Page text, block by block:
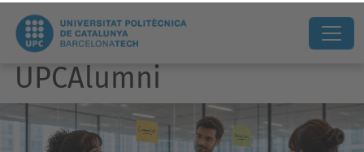
UPCAlumni